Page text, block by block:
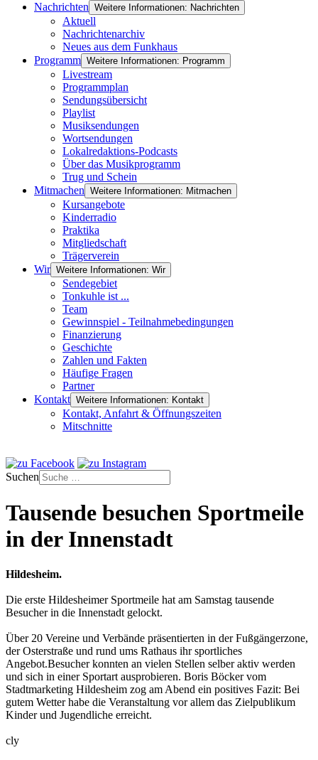
Nachrichten Weitere Informationen: Nachrichten
Aktuell
Nachrichtenarchiv
Neues aus dem Funkhaus
Programm Weitere Informationen: Programm
Livestream
Programmplan
Sendungsübersicht
Playlist
Musiksendungen
Wortsendungen
Lokalredaktions-Podcasts
Über das Musikprogramm
Trug und Schein
Mitmachen Weitere Informationen: Mitmachen
Kursangebote
Kinderradio
Praktika
Mitgliedschaft
Trägerverein
Wir Weitere Informationen: Wir
Sendegebiet
Tonkuhle ist ...
Team
Gewinnspiel - Teilnahmebedingungen
Finanzierung
Geschichte
Zahlen und Fakten
Häufige Fragen
Partner
Kontakt Weitere Informationen: Kontakt
Kontakt, Anfahrt & Öffnungszeiten
Mitschnitte
Suchen
Tausende besuchen Sportmeile
in der Innenstadt
Hildesheim.
Die erste Hildesheimer Sportmeile hat am Samstag tausende
Besucher in die Innenstadt gelockt.
Über 20 Vereine und Verbände präsentierten in der Fußgängerzone,
der Osterstraße und rund ums Rathaus ihr sportliches
Angebot.Besucher konnten an vielen Stellen selber aktiv werden
und sich in einer Sportart ausprobieren. Boris Böcker vom
Stadtmarketing Hildesheim zog am Abend ein positives Fazit: Bei
gutem Wetter habe die Veranstaltung vor allem das Zielpublikum
Kinder und Jugendliche erreicht.
cly